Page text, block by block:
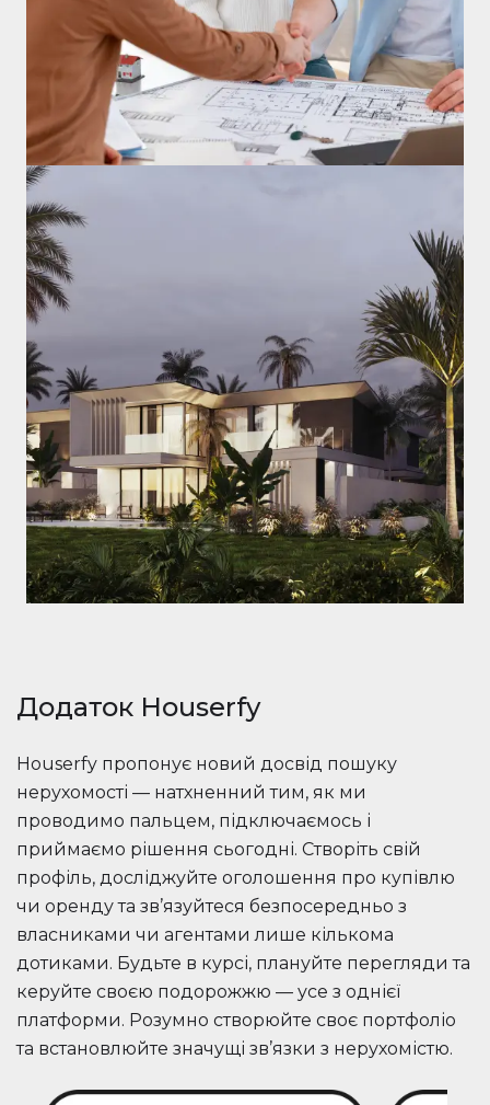
Додаток Houserfy
Houserfy пропонує новий досвід пошуку
нерухомості — натхненний тим, як ми
проводимо пальцем, підключаємось і
приймаємо рішення сьогодні. Створіть свій
профіль, досліджуйте оголошення про купівлю
чи оренду та зв’язуйтеся безпосередньо з
власниками чи агентами лише кількома
дотиками. Будьте в курсі, плануйте перегляди та
керуйте своєю подорожжю — усе з однієї
платформи. Розумно створюйте своє портфоліо
та встановлюйте значущі зв’язки з нерухомістю.